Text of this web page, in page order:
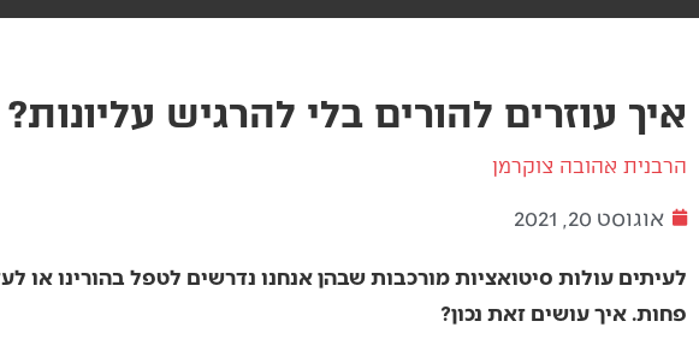
איך עוזרים להורים בלי להרגיש עליונות?
הרבנית אהובה צוקרמן
אוגוסט 20, 2021
לעיתים עולות סיטואציות מורכבות שבהן אנחנו נדרשים לטפל בהורינו או
פחות. איך עושים זאת נכון?